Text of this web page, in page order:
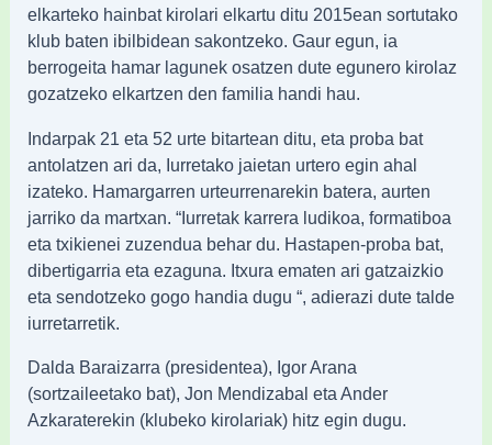
elkarteko hainbat kirolari elkartu ditu 2015ean sortutako
klub baten ibilbidean sakontzeko. Gaur egun, ia
berrogeita hamar lagunek osatzen dute egunero kirolaz
gozatzeko elkartzen den familia handi hau.
Indarpak 21 eta 52 urte bitartean ditu, eta proba bat
antolatzen ari da, Iurretako jaietan urtero egin ahal
izateko. Hamargarren urteurrenarekin batera, aurten
jarriko da martxan. “Iurretak karrera ludikoa, formatiboa
eta txikienei zuzendua behar du. Hastapen-proba bat,
dibertigarria eta ezaguna. Itxura ematen ari gatzaizkio
eta sendotzeko gogo handia dugu “, adierazi dute talde
iurretarretik.
Dalda Baraizarra (presidentea), Igor Arana
(sortzaileetako bat), Jon Mendizabal eta Ander
Azkaraterekin (klubeko kirolariak) hitz egin dugu.